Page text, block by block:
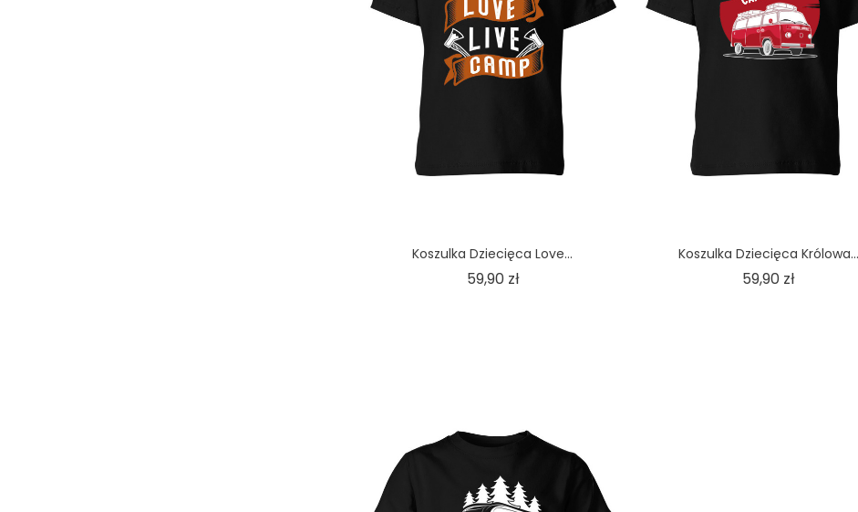
Koszulka Dziecięca Love...
59,90 złCena
Koszulka Dziecięca Królowa...
59,90 złCena